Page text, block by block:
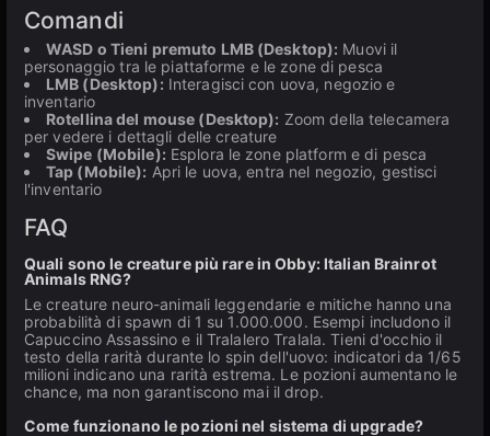
Comandi
WASD o Tieni premuto LMB (Desktop): Muovi il
personaggio tra le piattaforme e le zone di pesca
LMB (Desktop): Interagisci con uova, negozio e
inventario
Rotellina del mouse (Desktop): Zoom della telecamera
per vedere i dettagli delle creature
Swipe (Mobile): Esplora le zone platform e di pesca
Tap (Mobile): Apri le uova, entra nel negozio, gestisci
l'inventario
FAQ
Quali sono le creature più rare in Obby: Italian Brainrot
Animals RNG?
Le creature neuro-animali leggendarie e mitiche hanno una
probabilità di spawn di 1 su 1.000.000. Esempi includono il
Capuccino Assassino e il Tralalero Tralala. Tieni d'occhio il
testo della rarità durante lo spin dell'uovo: indicatori da 1/65
milioni indicano una rarità estrema. Le pozioni aumentano le
chance, ma non garantiscono mai il drop.
Come funzionano le pozioni nel sistema di upgrade?